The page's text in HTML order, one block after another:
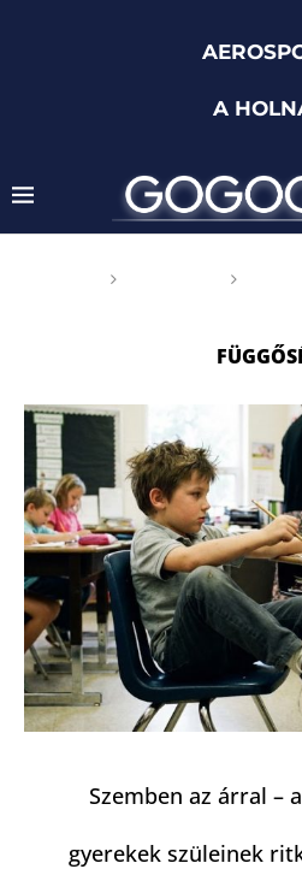
A
Szemben az árral –
gyerekek szüleinek